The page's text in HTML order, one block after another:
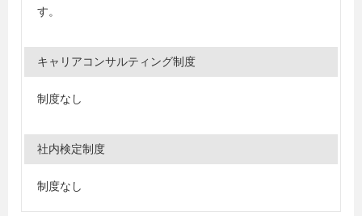
す。
キャリアコンサルティング制度
制度なし
社内検定制度
制度なし